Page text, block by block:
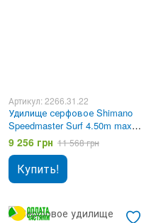
Артикул: 2266.31.22
Удилище серфовое Shimano
Speedmaster Surf 4.50m max
225g Solid Tip 3sec.
9 256 грн 11 568 грн
Купить!